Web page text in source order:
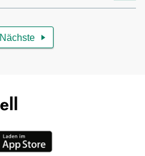
Nächste 